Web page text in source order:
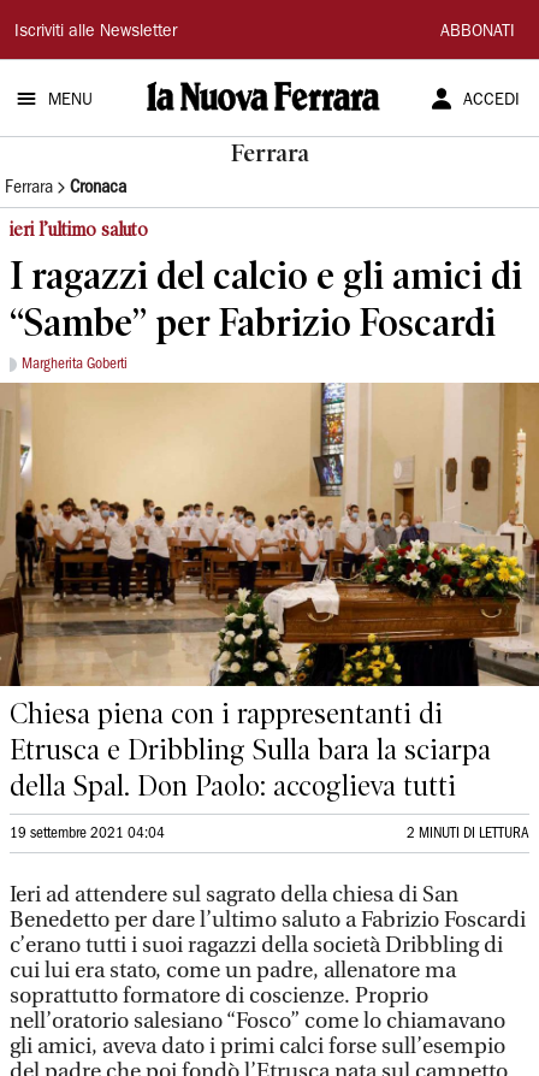
La
Nuova
Ferrara
Iscriviti alle Newsletter ABBONATI
MENU ACCEDI
Ferrara
Ferrara Cronaca
ieri l’ultimo saluto
I ragazzi del calcio e gli amici di
“Sambe” per Fabrizio Foscardi
Margherita Goberti
Chiesa piena con i rappresentanti di
Etrusca e Dribbling Sulla bara la sciarpa
della Spal. Don Paolo: accoglieva tutti
19 settembre 2021 04:04 2 MINUTI DI LETTURA
Ieri ad attendere sul sagrato della chiesa di San
Benedetto per dare l’ultimo saluto a Fabrizio Foscardi
c’erano tutti i suoi ragazzi della società Dribbling di
cui lui era stato, come un padre, allenatore ma
soprattutto formatore di coscienze. Proprio
nell’oratorio salesiano “Fosco” come lo chiamavano
gli amici, aveva dato i primi calci forse sull’esempio